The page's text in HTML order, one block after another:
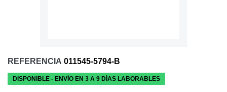
REFERENCIA 011545-5794-B
DISPONIBLE - ENVÍO EN 3 A 9 DÍAS LABORABLES